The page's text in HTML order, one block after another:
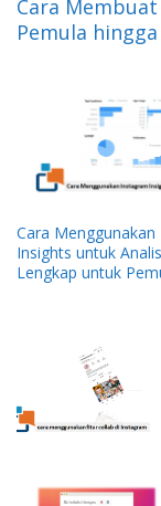
Cara
Pemula
Cara
Insights untuk
Lengkap untuk